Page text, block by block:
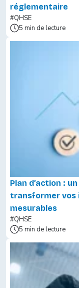
réglementaire
#QHSE
5 min de lecture
Plan d’action :
transformer
mesurables
#QHSE
5 min de lecture